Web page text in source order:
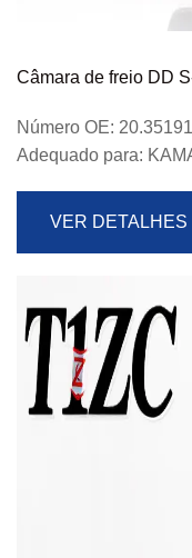
Câmara de freio DD
Número OE:
Adequado para:
VER DETALHES